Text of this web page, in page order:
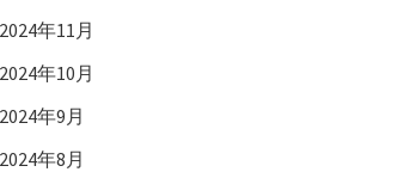
2024年11月
2024年10月
2024年9月
2024年8月